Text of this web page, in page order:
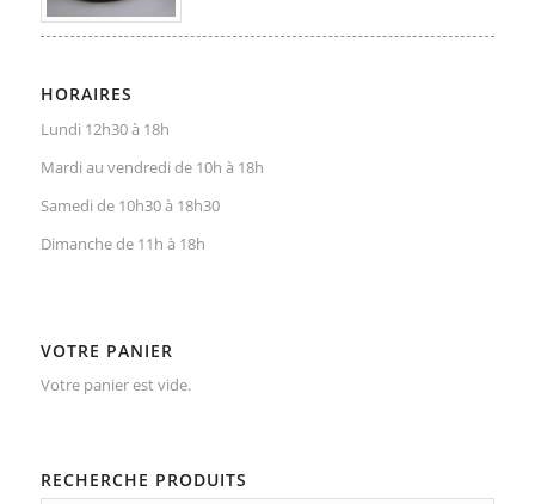
HORAIRES
Lundi 12h30 à 18h
Mardi au vendredi de 10h à 18h
Samedi de 10h30 à 18h30
Dimanche de 11h à 18h
VOTRE PANIER
Votre panier est vide.
RECHERCHE PRODUITS